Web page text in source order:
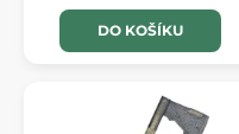
DO KOŠÍKU